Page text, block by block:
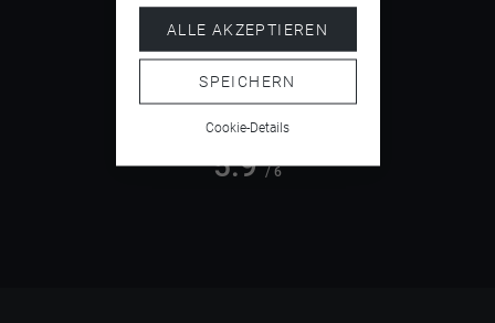
4.5/ 5
5.9/ 6
ALLE AKZEPTIEREN
SPEICHERN
Cookie-Details